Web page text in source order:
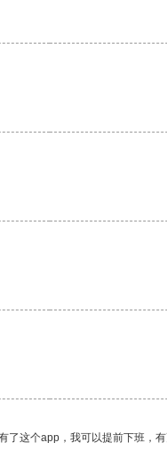
这个app，我可以提前下班，有